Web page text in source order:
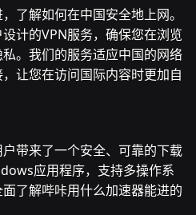
了解如何在中国安全地上网。
计的VPN服务，确保您在浏览
。我们的服务适应中国的网络
让您在访问国际内容时更加自
带来了一个安全、可靠的下载
应用程序，支持多操作系
了解哔咔用什么加速器能进的